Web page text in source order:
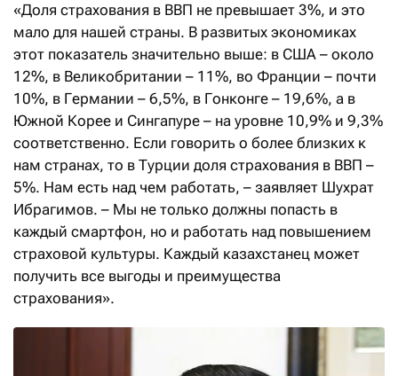
«Доля страхования в ВВП не превышает 3%, и это
мало для нашей страны. В развитых экономиках
этот показатель значительно выше: в США – около
12%, в Великобритании – 11%, во Франции – почти
10%, в Германии – 6,5%, в Гонконге – 19,6%, а в
Южной Корее и Сингапуре – на уровне 10,9% и 9,3%
соответственно. Если говорить о более близких к
нам странах, то в Турции доля страхования в ВВП –
5%. Нам есть над чем работать, – заявляет Шухрат
Ибрагимов. – Мы не только должны попасть в
каждый смартфон, но и работать над повышением
страховой культуры. Каждый казахстанец может
получить все выгоды и преимущества
страхования».